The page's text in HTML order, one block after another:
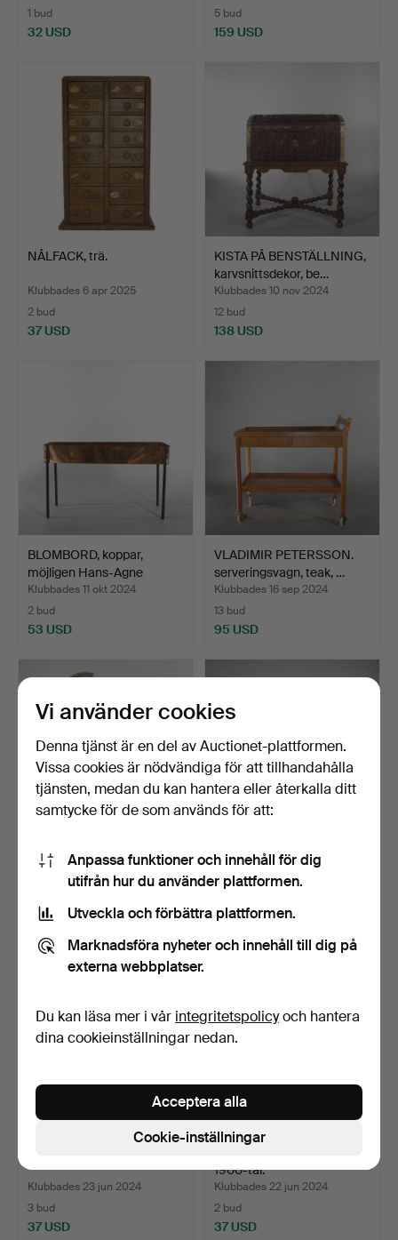
1 bud
32 USD
5 bud
159 USD
NÅLFACK, trä.
Klubbades 6 apr 2025
2 bud
37 USD
KISTA PÅ BENSTÄLLNING,
karvsnittsdekor, be…
Klubbades 10 nov 2024
12 bud
138 USD
BLOMBORD, koppar,
möjligen Hans-Agne
Jakob…
Klubbades 11 okt 2024
2 bud
53 USD
VLADIMIR PETERSSON.
serveringsvagn, teak, …
Klubbades 16 sep 2024
13 bud
95 USD
BARGLOB, 1900-talets
andra hälft.
Klubbades 9 sep 2024
7 bud
VILSÄNG / BÄNK, furu.
Klubbades 28 jun 2024
14 bud
Klubbades 23 jun 2024
3 bud
37 USD
1900-tal.
Klubbades 22 jun 2024
2 bud
37 USD
Vi använder cookies
Denna tjänst är en del av Auctionet-plattformen.
Vissa cookies är nödvändiga för att tillhandahålla
tjänsten, medan du kan hantera eller återkalla ditt
samtycke för de som används för att:
Anpassa funktioner och innehåll för dig
utifrån hur du använder plattformen.
Utveckla och förbättra plattformen.
Marknadsföra nyheter och innehåll till dig på
externa webbplatser.
Du kan läsa mer i vår integritetspolicyoch hantera
dina cookieinställningar nedan.
Cookie-inställningar
Acceptera alla